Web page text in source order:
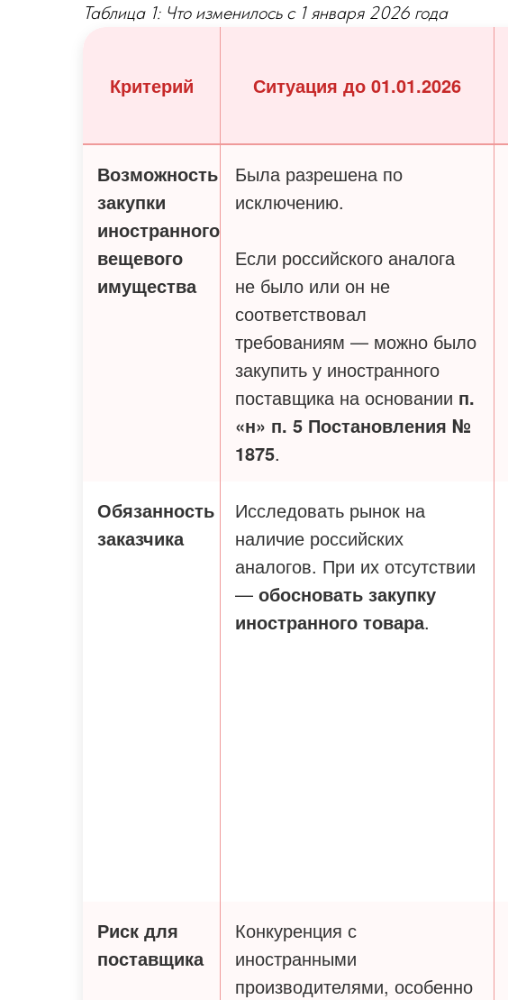
Таблица 1: Что изменилось с 1 января 2026 года
Критерий Ситуация до 01.01.2026
Возможность
закупки
иностранного
вещевого
имущества
Была разрешена по
исключению.
Если российского аналога
не было или он не
соответствовал
требованиям — можно было
закупить у иностранного
поставщика на основании п.
«н» п. 5 Постановления №
1875.
Обязанность
заказчика
Исследовать рынок на
наличие российских
аналогов. При их отсутствии
— обосновать закупку
иностранного товара.
Риск для
поставщика
Конкуренция с
иностранными
производителями, особенно